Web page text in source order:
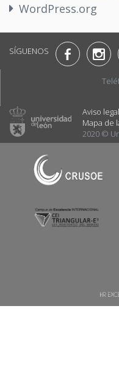
WordPress.org
SÍGUENOS
Aviso legal
Mapa de
2020 ©